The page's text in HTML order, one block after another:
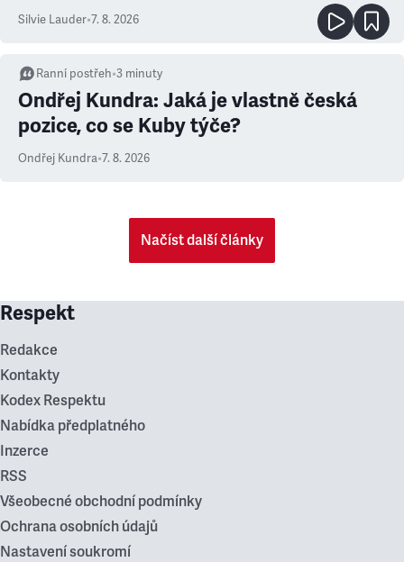
Silvie Lauder•7. 8. 2026
Ranní postřeh•3 minuty
Ondřej Kundra: Jaká je vlastně česká
pozice, co se Kuby týče?
Ondřej Kundra•7. 8. 2026
Načíst další články
Respekt
Redakce
Kontakty
Kodex Respektu
Nabídka předplatného
Inzerce
RSS
Všeobecné obchodní podmínky
Ochrana osobních údajů
Nastavení soukromí